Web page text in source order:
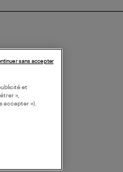
et
»,
accepter »).
sans accepter